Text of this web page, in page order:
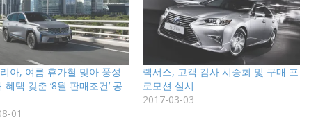
아, 여름 휴가철 맞아 풍성
혜택 갖춘 ‘8월 판매조건’ 공
01
렉서스, 고객 감사 시승회 및 구매 프
로모션 실시
2017-03-03